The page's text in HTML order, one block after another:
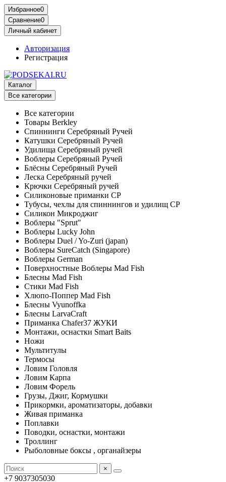
Избранное0
Сравнение0
Личный кабинет
Авторизация
Регистрация
Каталог
Все категории
Все категории
Товары Berkley
Спиннинги Серебряный Ручей
Катушки Серебряный Ручей
Удилища Серебряный ручей
Воблеры Серебряный Ручей
Блёсны Серебряный Ручей
Леска Серебряный ручей
Крючки Серебряный ручей
Силиконовые приманки СР
Тубусы, чехлы для спиннингов и удилищ СР
Силикон Микроджиг
Воблеры "Sprut"
Воблеры Lucky John
Воблеры Duel / Yo-Zuri (japan)
Воблеры SureCatch (Singapore)
Воблеры German
Поверхностные Воблеры Mad Fish
Блесны Mad Fish
Стики Mad Fish
Хлюпо-Поппер Mad Fish
Блесны Vyunoffka
Блесны LarvaCraft
Приманка Chafer37 ЖУКИ
Монтажи, оснастки Smart Baits
Ножи
Мультитулы
Термосы
Ловим Головля
Ловим Карпа
Ловим Форель
Грузы, Джиг, Кормушки
Прикормки, ароматизаторы, добавки
Живая приманка
Поплавки
Поводки, оснастки, монтажи
Троллинг
Рыболовные боксы , органайзеры
×
+7 9037305030